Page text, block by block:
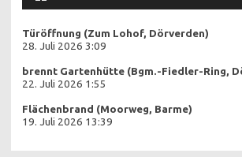
Türöffnung (Zum Lohof, Dörverden)
28. Juli 2026 3:09
brennt Gartenhütte (Bgm.-Fiedler-Ring,
22. Juli 2026 1:55
Flächenbrand (Moorweg, Barme)
19. Juli 2026 13:39